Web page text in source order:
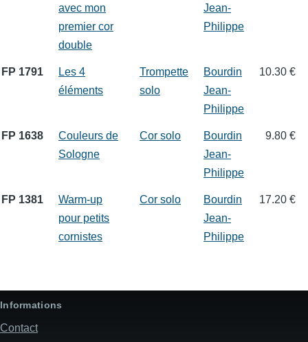
avec mon
premier cor
double
Jean-
Philippe
FP 1791
Les 4
éléments
Trompette
solo
Bourdin
Jean-
Philippe
10.30 €
FP 1638
Couleurs de
Sologne
Cor solo
Bourdin
Jean-
Philippe
9.80 €
FP 1381
Warm-up
pour petits
cornistes
Cor solo
Bourdin
Jean-
Philippe
17.20 €
Informations
Contact